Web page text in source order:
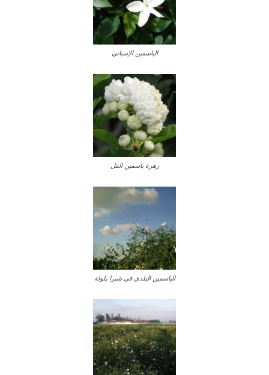
الياسمين الإسباني
زهرة ياسمين الفل
الياسمين البلدي في شبرا بلولة